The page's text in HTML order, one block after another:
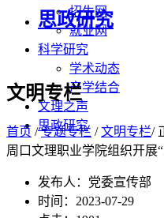
招生网
就业网
科学研究
学术动态
产学结合
文理之声
思政研究
思政研究
文明专栏
首页 /专题专栏 /文明专栏/
周口文理职业学院组织开展
发布人：党委宣传部
时间：2023-07-29